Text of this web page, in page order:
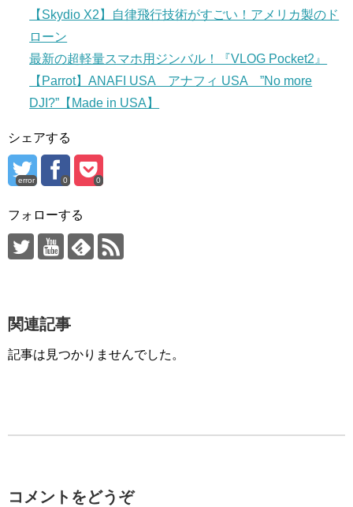
【Skydio X2】自律飛行技術がすごい！アメリカ製のド
ローン
最新の超軽量スマホ用ジンバル！『VLOG Pocket2』
【Parrot】ANAFI USA アナフィ USA ”No more
DJI?”【Made in USA】
シェアする
error 0 0
フォローする
関連記事
記事は見つかりませんでした。
コメントをどうぞ